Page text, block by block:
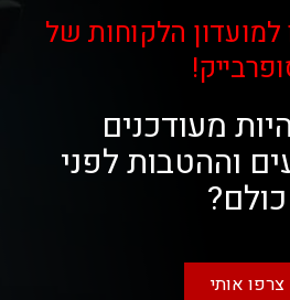
הלקוחות של
מעודכנים
וההטבות לפני
כולם?
צרפו אותי